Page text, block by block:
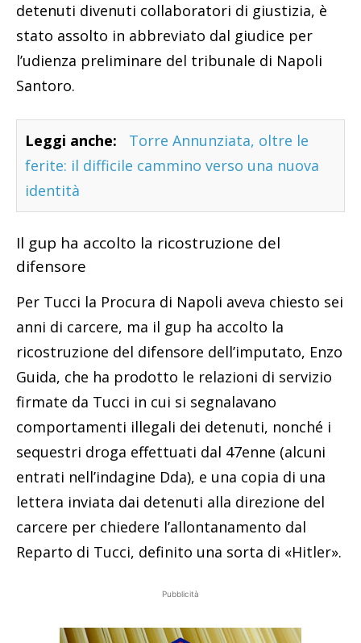
detenuti divenuti collaboratori di giustizia, è
stato assolto in abbreviato dal giudice per
l’udienza preliminare del tribunale di Napoli
Santoro.
Leggi anche:
Torre Annunziata, oltre le
ferite: il difficile cammino verso una nuova
identità
Il gup ha accolto la ricostruzione del
difensore
Per Tucci la Procura di Napoli aveva chiesto sei
anni di carcere, ma il gup ha accolto la
ricostruzione del difensore dell’imputato, Enzo
Guida, che ha prodotto le relazioni di servizio
firmate da Tucci in cui si segnalavano
comportamenti illegali dei detenuti, nonché i
sequestri droga effettuati dal 47enne (alcuni
entrati nell’indagine Dda), e una copia di una
lettera inviata dai detenuti alla direzione del
carcere per chiedere l’allontanamento dal
Reparto di Tucci, definito una sorta di «Hitler».
Pubblicità